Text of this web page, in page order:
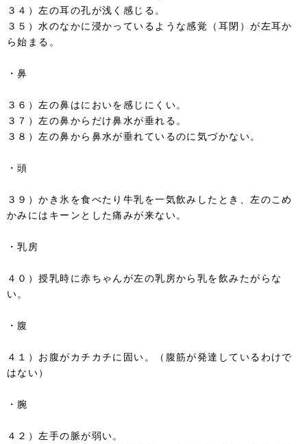
３４）左の耳の孔が浅く感じる。
３５）水のなかに浸かっているような感覚（耳閉）が左耳か
ら始まる。
・鼻
３６）左の鼻はにおいを感じにくい。
３７）左の鼻からだけ鼻水が垂れる。
３８）左の鼻から鼻水が垂れているのに気づかない。
・頭
３９）かき氷を食べたり牛乳を一気飲みしたとき、左のこめ
かみにはキーンとした痛みが来ない。
・乳房
４０）授乳時に赤ちゃんが左の乳房から乳を飲みたがらな
い。
・腹
４１）お腹がカチカチに固い。（腹筋が発達しているわけで
はない）
・腕
４２）左手の脈が弱い。